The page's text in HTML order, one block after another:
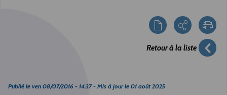
Retour à la liste
Publié le ven 08/07/2016 - 14:37 - Mis à jour le 01 août 2025